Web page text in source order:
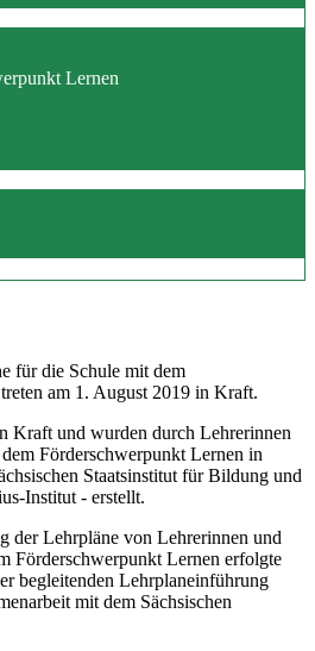
Lernen
für die Schule mit dem
am 1. August 2019 in Kraft.
Kraft und wurden durch Lehrerinnen
Förderschwerpunkt Lernen in
Staatsinstitut für Bildung und
Institut - erstellt.
der Lehrpläne von Lehrerinnen und
Förderschwerpunkt Lernen erfolgte
begleitenden Lehrplaneinführung
mit dem Sächsischen